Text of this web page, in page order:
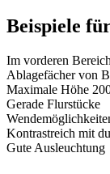
Beispiele
Im vorderen
Ablagefächer von
Maximale Höhe
Gerade Flurstücke
Kontrastreich mit
Gute Ausleuchtung